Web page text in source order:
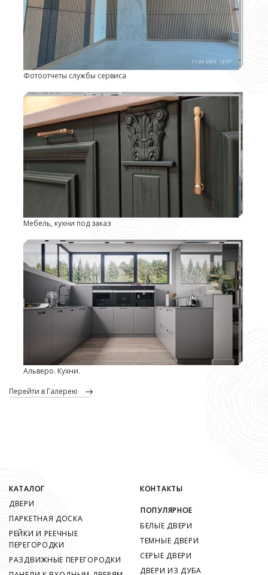
Фотоотчеты службы сервиса
Мебель, кухни под заказ
Альверо. Кухни.
перейти в Галерею
КАТАЛОГ
ДВЕРИ
ПАРКЕТНАЯ ДОСКА
РЕЙКИ И РЕЕЧНЫЕ
ПЕРЕГОРОДКИ
РАЗДВИЖНЫЕ ПЕРЕГОРОДКИ
КОНТАКТЫ
ПОПУЛЯРНОЕ
БЕЛЫЕ ДВЕРИ
ТЕМНЫЕ ДВЕРИ
СЕРЫЕ ДВЕРИ
ДВЕРИ ИЗ ДУБА